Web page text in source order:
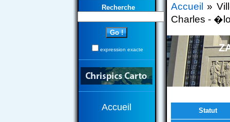
Recherche
expression exacte
Accueil
Accueil »
Charles -
Statut